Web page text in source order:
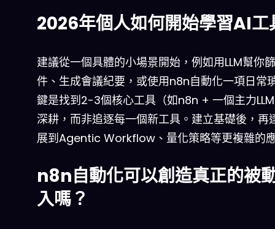
2026年個人如何開始學習AI工
建議從一個具體的小場景開始，例如用LLM幫你
件、生成會議紀要，或使用n8n自動化一項日常
鍵是找到2-3個核心工具（如n8n + 一個主力
深耕，而非追逐每一個新工具。建立基礎後，再
展到Agentic Workflow、量化策略等更複雜的
n8n自動化可以創造真正的被
入嗎？